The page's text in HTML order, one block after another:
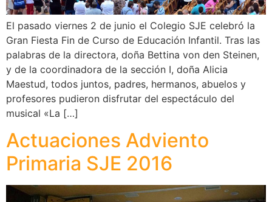
El pasado viernes 2 de junio el Colegio SJE celebró la
Gran Fiesta Fin de Curso de Educación Infantil. Tras las
palabras de la directora, doña Bettina von den Steinen,
y de la coordinadora de la sección I, doña Alicia
Maestud, todos juntos, padres, hermanos, abuelos y
profesores pudieron disfrutar del espectáculo del
musical «La […]
Actuaciones Adviento
Primaria SJE 2016